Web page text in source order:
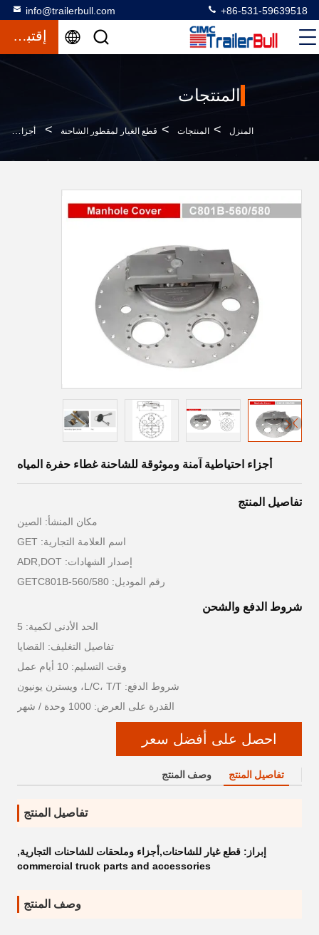
info@trailerbull.com +86-531-59639518
إقتباس
المنتجات
المنزل > المنتجات > قطع الغيار لمقطور الشاحنة > أجزاء احتياطية آمنة وموثوقة للشاحنة غطاء حفرة المياه
أجزاء احتياطية آمنة وموثوقة للشاحنة غطاء حفرة المياه
تفاصيل المنتج
مكان المنشأ: الصين
اسم العلامة التجارية: GET
إصدار الشهادات: ADR,DOT
رقم الموديل: GETC801B-560/580
شروط الدفع والشحن
الحد الأدنى لكمية: 5
تفاصيل التغليف: القضايا
وقت التسليم: 10 أيام عمل
شروط الدفع: L/C، T/T، ويسترن يونيون
القدرة على العرض: 1000 وحدة / شهر
احصل على أفضل سعر
تفاصيل المنتج وصف المنتج
تفاصيل المنتج
إبراز: قطع غيار للشاحنات,أجزاء وملحقات للشاحنات التجارية,
commercial truck parts and accessories
وصف المنتج